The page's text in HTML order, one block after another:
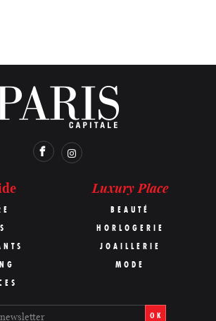
Luxury Place
BEAUTÉ
HORLOGERIE
JOAILLERIE
MODE
OK